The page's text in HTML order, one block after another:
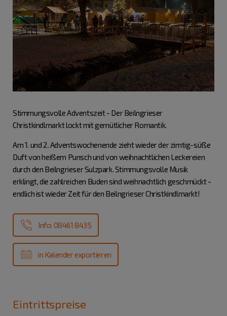
Stimmungsvolle Adventszeit - Der Beilngrieser
Christkindlmarkt lockt mit gemütlicher Romantik.
Am 1. und 2. Adventswochenende zieht wieder der zimtig-süße
Duft von heißem Punsch und von weihnachtlichen Leckereien
durch den Beilngrieser Sulzpark. Stimmungsvolle Musik
erklingt, die zahlreichen Buden sind weihnachtlich geschmückt -
endlich ist wieder Zeit für den Beilngrieser Christkindlmarkt!
Info: 08461 8435
in Kalender exportieren
Eintrittspreise